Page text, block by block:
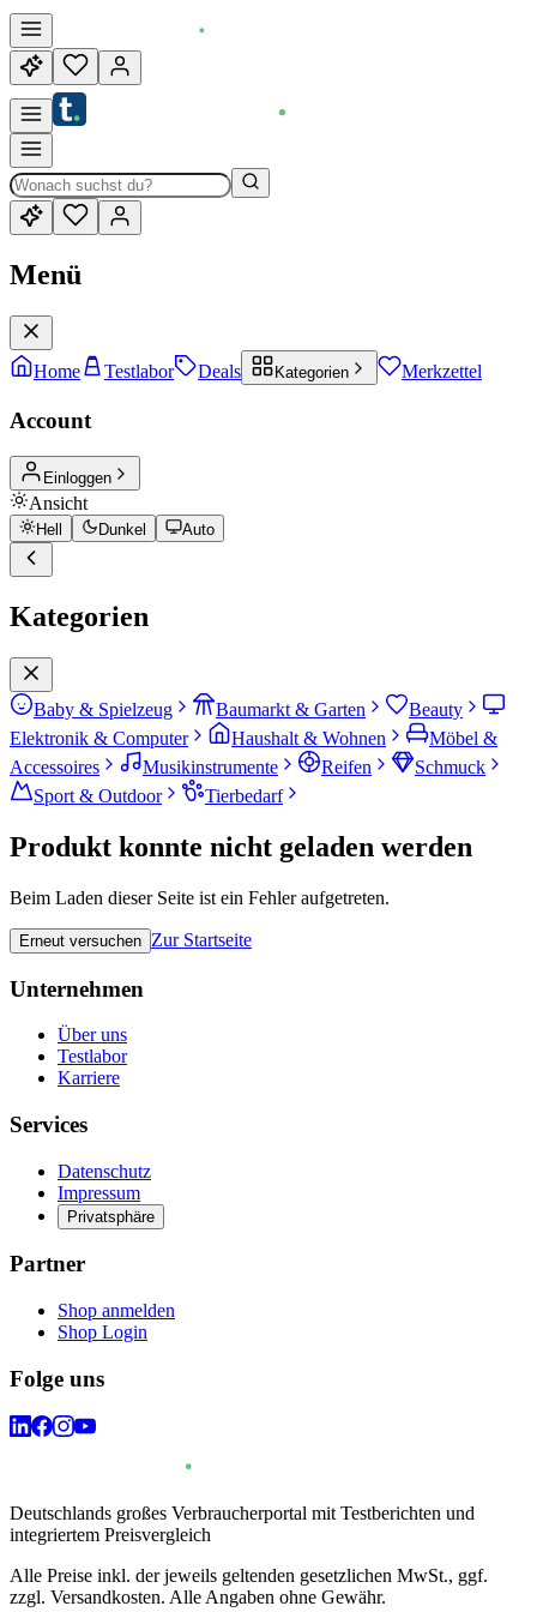
Menü
Home Testlabor Deals Kategorien Merkzettel
Account
Einloggen
Ansicht
Hell Dunkel Auto
Kategorien
Baby & Spielzeug Baumarkt & Garten
Beauty
Elektronik & Computer
Haushalt & Wohnen
Möbel &
Accessoires
Musikinstrumente Reifen
Schmuck
Sport & Outdoor
Tierbedarf
Produkt konnte nicht geladen werden
Beim Laden dieser Seite ist ein Fehler aufgetreten.
Erneut versuchen Zur Startseite
Unternehmen
Über uns
Testlabor
Karriere
Services
Datenschutz
Impressum
Privatsphäre
Partner
Shop anmelden
Shop Login
Folge uns
Deutschlands großes Verbraucherportal mit Testberichten und
integriertem Preisvergleich
Alle Preise inkl. der jeweils geltenden gesetzlichen MwSt., ggf.
zzgl. Versandkosten. Alle Angaben ohne Gewähr.